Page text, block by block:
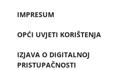
IMPRESUM
OPĆI UVJETI KORIŠTENJA
IZJAVA O DIGITALNOJ
PRISTUPAČNOSTI